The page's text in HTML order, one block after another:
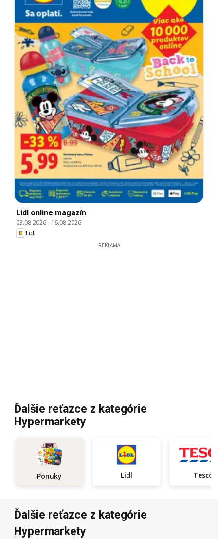
Lidl online magazín
03.08.2026- 16.08.2026
Lidl
REKLAMA
Ďalšie reťazce z kategórie
Hypermarkety
Ponuky Lidl Tesco
Ďalšie reťazce z kategórie
Hypermarkety